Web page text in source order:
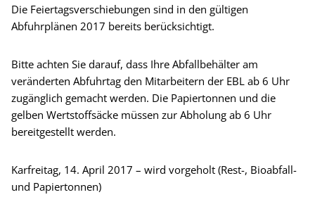
Die Feiertagsverschiebungen sind in den gültigen
Abfuhrplänen 2017 bereits berücksichtigt.
Bitte achten Sie darauf, dass Ihre Abfallbehälter am
veränderten Abfuhrtag den Mitarbeitern der EBL ab 6 Uhr
zugänglich gemacht werden. Die Papiertonnen und die
gelben Wertstoffsäcke müssen zur Abholung ab 6 Uhr
bereitgestellt werden.
Karfreitag, 14. April 2017 – wird vorgeholt (Rest-, Bioabfall-
und Papiertonnen)